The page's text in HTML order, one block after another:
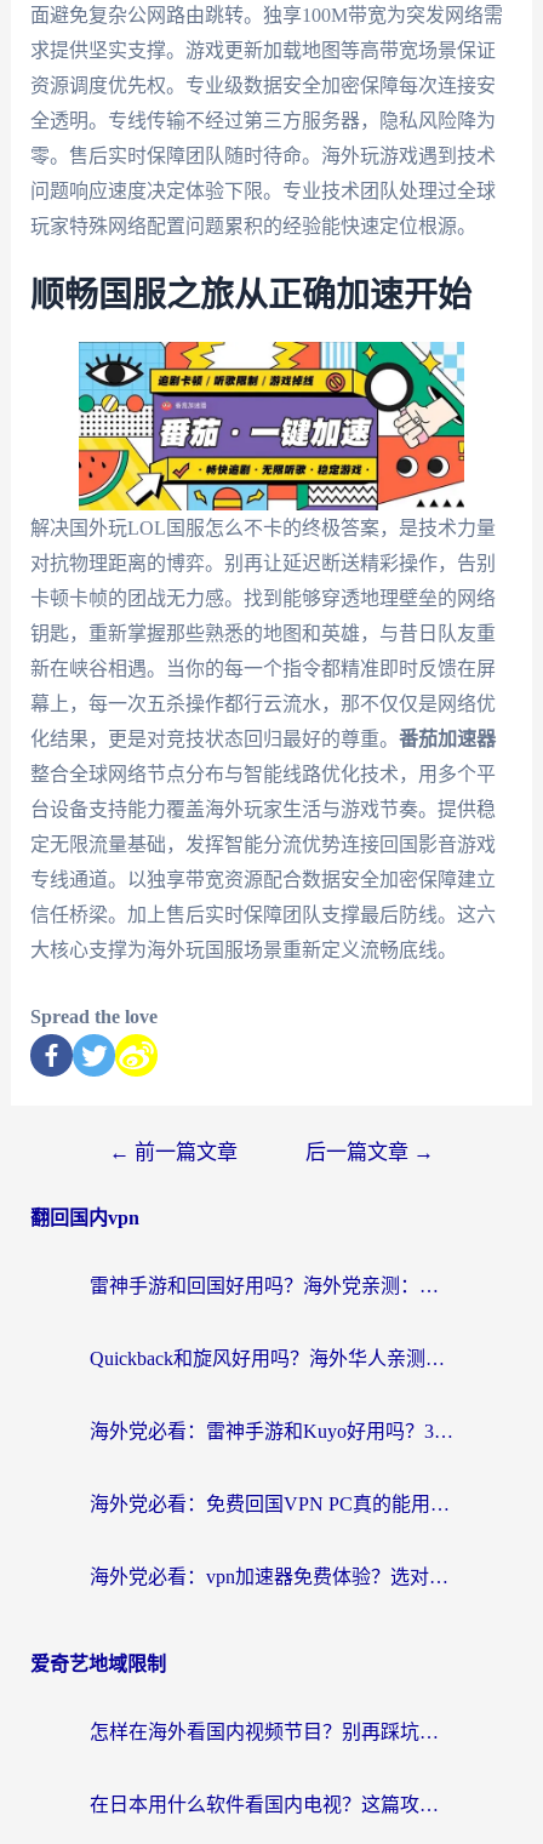
面避免复杂公网路由跳转。独享100M带宽为突发网络需
求提供坚实支撑。游戏更新加载地图等高带宽场景保证
资源调度优先权。专业级数据安全加密保障每次连接安
全透明。专线传输不经过第三方服务器，隐私风险降为
零。售后实时保障团队随时待命。海外玩游戏遇到技术
问题响应速度决定体验下限。专业技术团队处理过全球
玩家特殊网络配置问题累积的经验能快速定位根源。
顺畅国服之旅从正确加速开始
解决国外玩LOL国服怎么不卡的终极答案，是技术力量
对抗物理距离的博弈。别再让延迟断送精彩操作，告别
卡顿卡帧的团战无力感。找到能够穿透地理壁垒的网络
钥匙，重新掌握那些熟悉的地图和英雄，与昔日队友重
新在峡谷相遇。当你的每一个指令都精准即时反馈在屏
幕上，每一次五杀操作都行云流水，那不仅仅是网络优
化结果，更是对竞技状态回归最好的尊重。 番茄加速器
整合全球网络节点分布与智能线路优化技术，用多个平
台设备支持能力覆盖海外玩家生活与游戏节奏。提供稳
定无限流量基础，发挥智能分流优势连接回国影音游戏
专线通道。以独享带宽资源配合数据安全加密保障建立
信任桥梁。加上售后实时保障团队支撑最后防线。这六
大核心支撑为海外玩国服场景重新定义流畅底线。
Spread the love
← 前一篇文章 后一篇文章 →
翻回国内vpn
雷神手游和回国好用吗？海外党亲测：选对加速器才能无缝刷剧打游戏
Quickback和旋风好用吗？海外华人亲测：选对回国加速器才能无缝看央视5
海外党必看：雷神手游和Kuyo好用吗？3款回国加速器实测+避坑指南
海外党必看：免费回国VPN PC真的能用？附国内高速VPN选择全攻略
海外党必看：vpn加速器免费体验？选对回国加速器才能无缝刷国内剧玩国服
爱奇艺地域限制
怎样在海外看国内视频节目？别再踩坑！留学生和海外华人的专属解决方案
在日本用什么软件看国内电视？这篇攻略帮你告别地域限制